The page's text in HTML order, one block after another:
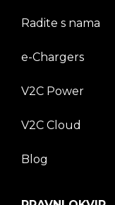
Radite s nama
e-Chargers
V2C Power
V2C Cloud
Blog